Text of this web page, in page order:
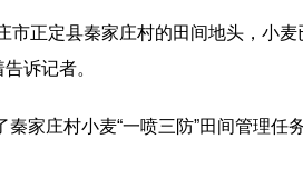
正定县秦家庄村的田间地头，小
诉记者。
家庄村小麦“一喷三防”田间管理